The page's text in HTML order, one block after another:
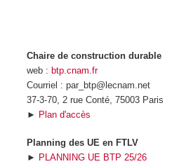
Chaire de construction durable
web : btp.cnam.fr
Courriel : par_btp@lecnam.net
37-3-70, 2 rue Conté, 75003 Paris
► Plan d'accès
Planning des UE en FTLV
► PLANNING UE BTP 25/26